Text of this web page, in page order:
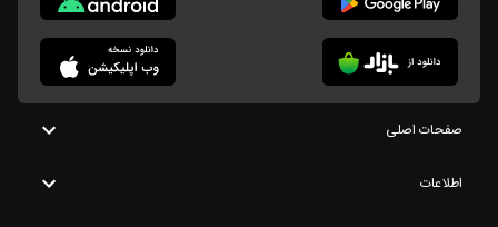
صفحات اصلی
اطلاعات